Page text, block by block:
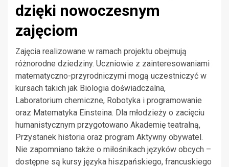
dzięki nowoczesnym
zajęciom
Zajęcia realizowane w ramach projektu obejmują
różnorodne dziedziny. Uczniowie z zainteresowaniami
matematyczno-przyrodniczymi mogą uczestniczyć w
kursach takich jak Biologia doświadczalna,
Laboratorium chemiczne, Robotyka i programowanie
oraz Matematyka Einsteina. Dla młodzieży o zacięciu
humanistycznym przygotowano Akademię teatralną,
Przystanek historia oraz program Aktywny obywatel.
Nie zapomniano także o miłośnikach języków obcych –
dostępne są kursy języka hiszpańskiego, francuskiego